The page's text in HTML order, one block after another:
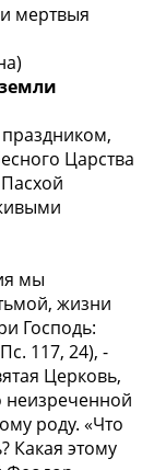
мертвыя
Царства
мы
жизни
Господь:
117, 24), -
Церковь,
неизреченной
роду. «Что
Какая этому